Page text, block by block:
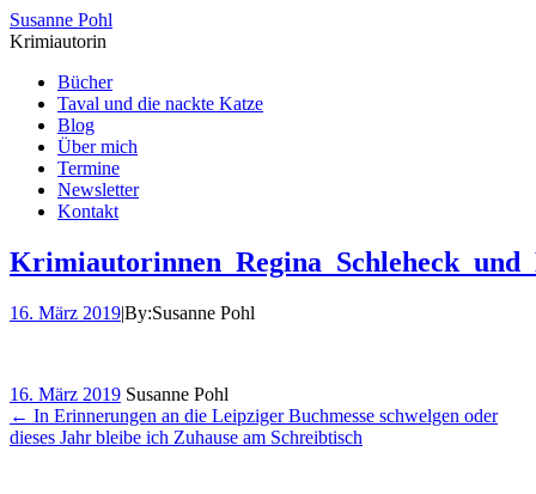
Susanne Pohl
Krimiautorin
Bücher
Taval und die nackte Katze
Blog
Über mich
Termine
Newsletter
Kontakt
16. März 2019|By:Susanne Pohl
16. März 2019 Susanne Pohl
← In Erinnerungen an die Leipziger Buchmesse schwelgen oder
dieses Jahr bleibe ich Zuhause am Schreibtisch